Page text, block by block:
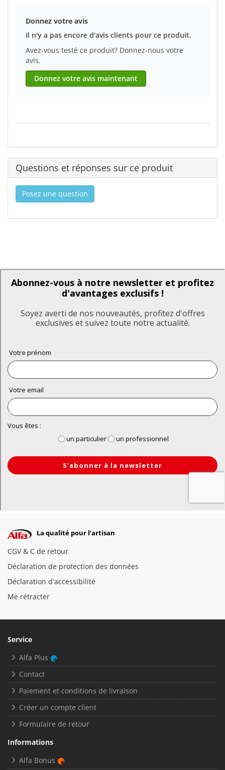
Donnez votre avis
Il n'y a pas encore d'avis clients pour ce produit.
Avez-vous testé ce produit? Donnez-nous votre
avis.
Donnez votre avis maintenant
Questions et réponses sur ce produit
Posez une question
La qualité pour l’artisan
CGV & C de retour
Déclaration de protection des données
Déclaration d'accessibilité
Me rétracter
Service
Alfa Plus
Contact
Paiement et conditions de livraison
Créer un compte client
Formulaire de retour
Informations
Alfa Bonus